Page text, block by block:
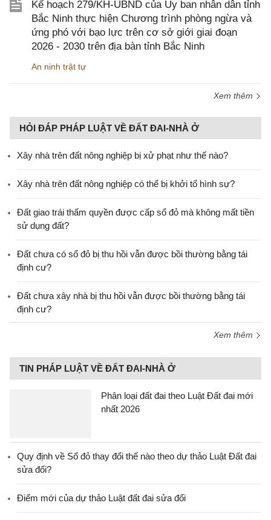
Kế hoạch 279/KH-UBND của Ủy ban nhân dân tỉnh
Bắc Ninh thực hiện Chương trình phòng ngừa và
ứng phó với bạo lực trên cơ sở giới giai đoạn
2026 - 2030 trên địa bàn tỉnh Bắc Ninh
An ninh trật tự
Xem thêm
HỎI ĐÁP PHÁP LUẬT VỀ ĐẤT ĐAI-NHÀ Ở
Xây nhà trên đất nông nghiệp bị xử phạt như thế nào?
Xây nhà trên đất nông nghiệp có thể bị khởi tố hình sự?
Đất giao trái thẩm quyền được cấp sổ đỏ mà không mất tiền
sử dụng đất?
Đất chưa có sổ đỏ bị thu hồi vẫn được bồi thường bằng tái
định cư?
Đất chưa xây nhà bị thu hồi vẫn được bồi thường bằng tái
định cư?
Xem thêm
TIN PHÁP LUẬT VỀ ĐẤT ĐAI-NHÀ Ở
Phân loại đất đai theo Luật Đất đai mới
nhất 2026
Quy định về Sổ đỏ thay đổi thế nào theo dự thảo Luật Đất đai
sửa đổi?
Điểm mới của dự thảo Luật đất đai sửa đổi